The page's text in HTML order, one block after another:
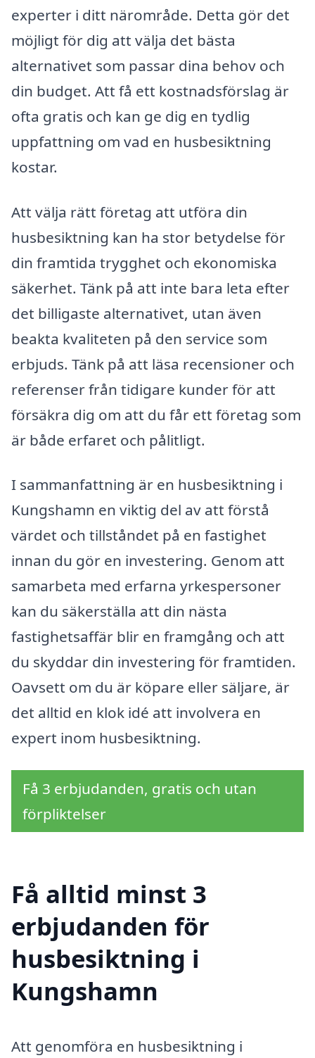
experter i ditt närområde. Detta gör det
möjligt för dig att välja det bästa
alternativet som passar dina behov och
din budget. Att få ett kostnadsförslag är
ofta gratis och kan ge dig en tydlig
uppfattning om vad en husbesiktning
kostar.
Att välja rätt företag att utföra din
husbesiktning kan ha stor betydelse för
din framtida trygghet och ekonomiska
säkerhet. Tänk på att inte bara leta efter
det billigaste alternativet, utan även
beakta kvaliteten på den service som
erbjuds. Tänk på att läsa recensioner och
referenser från tidigare kunder för att
försäkra dig om att du får ett företag som
är både erfaret och pålitligt.
I sammanfattning är en husbesiktning i
Kungshamn en viktig del av att förstå
värdet och tillståndet på en fastighet
innan du gör en investering. Genom att
samarbeta med erfarna yrkespersoner
kan du säkerställa att din nästa
fastighetsaffär blir en framgång och att
du skyddar din investering för framtiden.
Oavsett om du är köpare eller säljare, är
det alltid en klok idé att involvera en
expert inom husbesiktning.
Få 3 erbjudanden, gratis och utan
förpliktelser
Få alltid minst 3
erbjudanden för
husbesiktning i
Kungshamn
Att genomföra en husbesiktning i